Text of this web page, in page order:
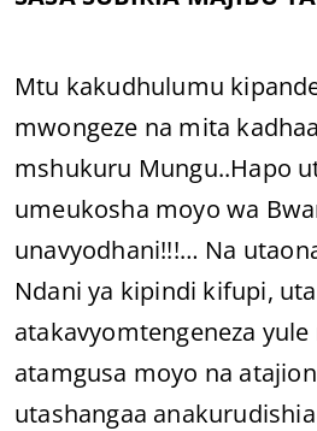
Mtu kakudhulumu
mwongeze na mita
mshukuru Mungu..Hapo
umeukosha moyo wa
unavyodhani!!!… Na
Ndani ya kipindi kifupi,
atakavyomtengeneza
atamgusa moyo na
utashangaa